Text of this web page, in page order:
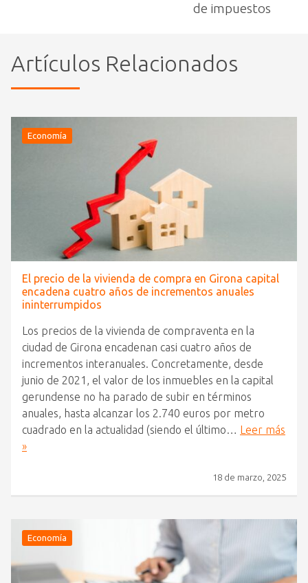
de impuestos
Artículos Relacionados
Economía
El precio de la vivienda de compra en Girona capital
encadena cuatro años de incrementos anuales
ininterrumpidos
Los precios de la vivienda de compraventa en la
ciudad de Girona encadenan casi cuatro años de
incrementos interanuales. Concretamente, desde
junio de 2021, el valor de los inmuebles en la capital
gerundense no ha parado de subir en términos
anuales, hasta alcanzar los 2.740 euros por metro
cuadrado en la actualidad (siendo el último… Leer más
»
18 de marzo, 2025
Economía